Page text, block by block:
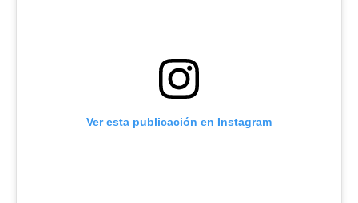
Ver esta publicación en Instagram